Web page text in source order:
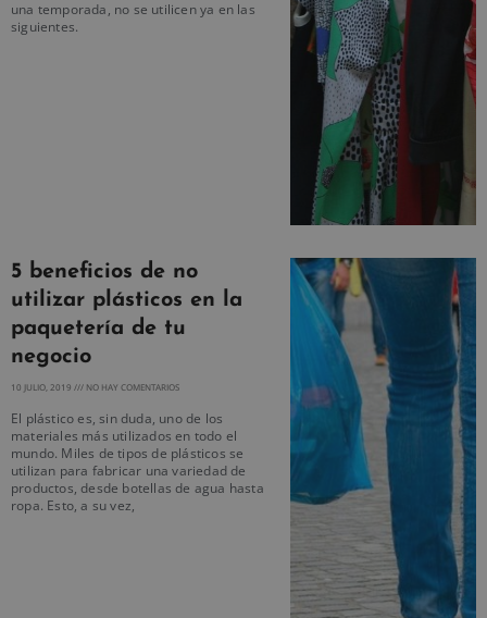
una temporada, no se utilicen ya en las
siguientes.
5 beneficios de no
utilizar plásticos en la
paquetería de tu
negocio
10 JULIO, 2019 NO HAY COMENTARIOS
El plástico es, sin duda, uno de los
materiales más utilizados en todo el
mundo. Miles de tipos de plásticos se
utilizan para fabricar una variedad de
productos, desde botellas de agua hasta
ropa. Esto, a su vez,